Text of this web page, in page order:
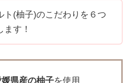
ト(柚子)のこだわりを６つ
ます！
県産の柚子を使用